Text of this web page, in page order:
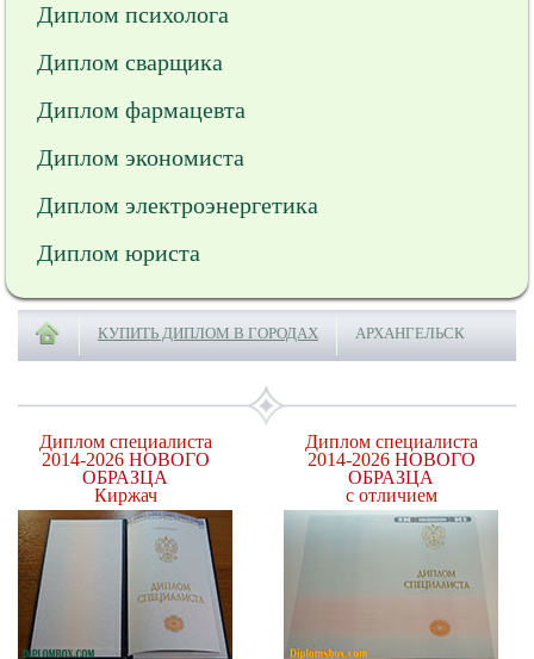
Диплом психолога
Диплом сварщика
Диплом фармацевта
Диплом экономиста
Диплом электроэнергетика
Диплом юриста
КУПИТЬ ДИПЛОМ В ГОРОДАХ АРХАНГЕЛЬСК
Диплом специалиста
2014-2026 НОВОГО
ОБРАЗЦА
Киржач
Диплом специалиста
2014-2026 НОВОГО
ОБРАЗЦА
с отличием